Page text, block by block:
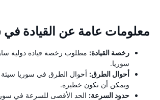
معلومات عامة عن القيادة في
رخصة القيادة: مطلوب رخصة قيادة دولية
سوريا.
أحوال الطرق: أحوال الطرق في سوريا
ويمكن أن تكون خطيرة.
حدود السرعة: